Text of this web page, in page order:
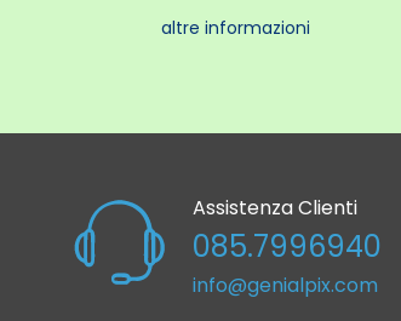
altre informazioni
Assistenza Clienti
085.7996940
info@genialpix.com